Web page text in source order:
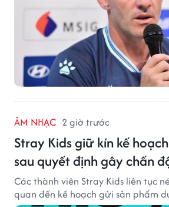
ÂM NHẠC 2 giờ trước
Stray Kids giữ kín kế
sau quyết định gây chấn
Các thành viên Stray Kids liên tục
quan đến kế hoạch gửi sản phẩm